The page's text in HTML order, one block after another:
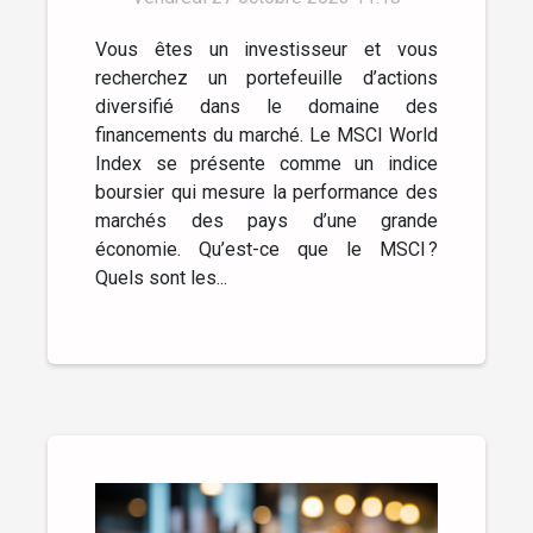
Vous êtes un investisseur et vous
recherchez un portefeuille d’actions
diversifié dans le domaine des
financements du marché. Le MSCI World
Index se présente comme un indice
boursier qui mesure la performance des
marchés des pays d’une grande
économie. Qu’est-ce que le MSCI ?
Quels sont les...